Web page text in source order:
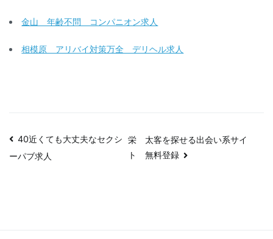
金山 年齢不問 コンパニオン求人
相模原 アリバイ対策万全 デリヘル求人
投40近くても大丈夫なセクシ
ーパブ求人
栄 太客を探せる出会い系サイ
ト 無料登録